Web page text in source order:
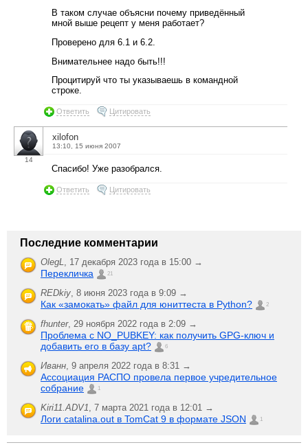
В таком случае объясни почему приведённый
мной выше рецепт у меня работает?
Проверено для 6.1 и 6.2.
Внимательнее надо быть!!!
Процитируй что ты указываешь в командной
строке.
Ответить Цитировать
14
xilofon
13:10, 15 июня 2007
Спасибо! Уже разобрался.
Ответить Цитировать
Последние комментарии
OlegL 17 декабря 2023 года в 15:00 →
Перекличка 21
REDkiy 8 июня 2023 года в 9:09 →
Как «замокать» файл для юниттеста в Python? 2
fhunter, 29 ноября 2022 года в 2:09 →
Проблема с NO_PUBKEY: как получить GPG-ключ и
добавить его в базу apt?
6
Иванн 9 апреля 2022 года в 8:31 →
Ассоциация РАСПО провела первое учредительное
собрание
1
Kiri11.ADV1 7 марта 2021 года в 12:01 →
Логи catalina.out в TomCat 9 в формате JSON 1